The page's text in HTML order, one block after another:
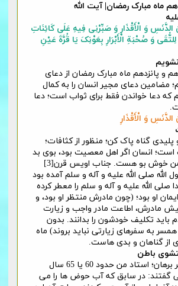
ماه مبارک رمضان| آیت الله
وَ الْأَقْذَارِ وَ صَبِّرْنِی فِیهِ عَلَی کَائِنَاتِ
وَ صُحْبَةِ الْأَبْرَارِ بِعَوْنِکَ یَا قُرَّةَ عَیْنِ
و پانزدهم ماه مبارک رمضان از دعای
مضامین دعای مجیر انسان را به کمال
که دعا خواندن فقط برای ثواب است؛ دعا
وَ الْأَقْذَارِ
پلیدی گناه پاک کن؛ منظور از کثافات؛
انسان اگر اهل معصیت بود، بوی بد
می گیرد؛ انسان مومن خوش بو هست. جناب اویس قرن[3]
الله صلی الله علیه و آله و سلم آمده بود
الله علیه و آله و سلم را معطر کرده
ایمان او بود؛ (چون مادرش منتظر او بود، و
مادرش، اطاعت مادر واجب و زیارت
باید تکلیف خودشون را بدانند. بدون
همسر به سفرهای زیارتی نباید بروند) ماه
گناهان و بدی هاست.
باطن
مرحوم شیخ علی اکبر برهان؛ استاد من حدود 60 یا 65 سال
گفتند: در سابق که آب حوض ها را می